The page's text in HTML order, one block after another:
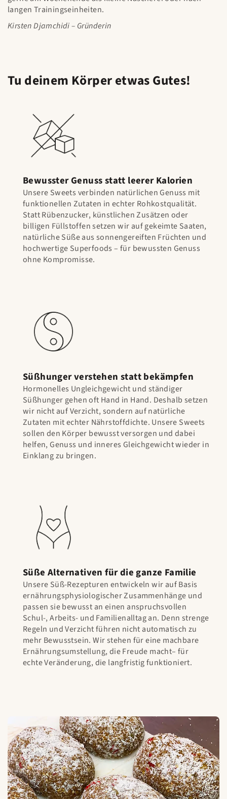
langen Trainingseinheiten.
Kirsten Djamchidi – Gründerin
Tu deinem Körper etwas Gutes!
Bewusster Genuss statt leerer Kalorien
Unsere Sweets verbinden natürlichen Genuss mit
funktionellen Zutaten in echter Rohkostqualität.
Statt Rübenzucker, künstlichen Zusätzen oder
billigen Füllstoffen setzen wir auf gekeimte Saaten,
natürliche Süße aus sonnengereiften Früchten und
hochwertige Superfoods – für bewussten Genuss
ohne Kompromisse.
Süßhunger verstehen statt bekämpfen
Hormonelles Ungleichgewicht und ständiger
Süßhunger gehen oft Hand in Hand. Deshalb setzen
wir nicht auf Verzicht, sondern auf natürliche
Zutaten mit echter Nährstoffdichte. Unsere Sweets
sollen den Körper bewusst versorgen und dabei
helfen, Genuss und inneres Gleichgewicht wieder in
Einklang zu bringen.
Süße Alternativen für die ganze Familie
Unsere Süß-Rezepturen entwickeln wir auf Basis
ernährungsphysiologischer Zusammenhänge und
passen sie bewusst an einen anspruchsvollen
Schul-, Arbeits- und Familienalltag an. Denn strenge
Regeln und Verzicht führen nicht automatisch zu
mehr Bewusstsein. Wir stehen für eine machbare
Ernährungsumstellung, die Freude macht– für
echte Veränderung, die langfristig funktioniert.